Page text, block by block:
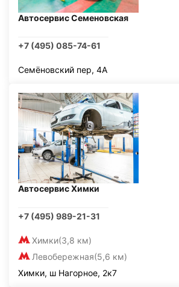
Автосервис Семеновская
+7 (495) 085-74-61
Семёновский пер, 4А
Автосервис Химки
+7 (495) 989-21-31
Химки(3,8 км)
Левобережная(5,6 км)
Химки, ш Нагорное, 2к7